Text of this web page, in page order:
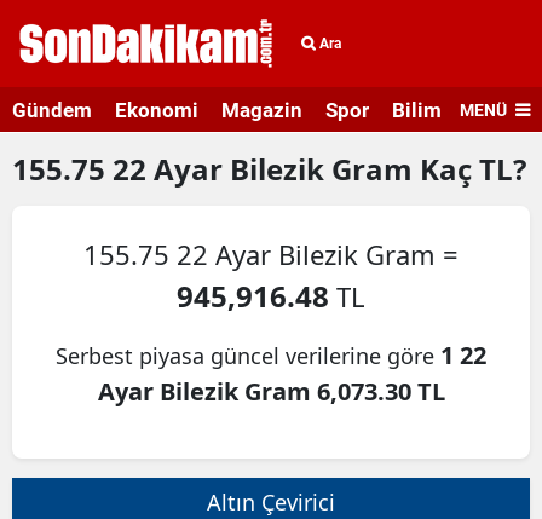
Ara
Gündem Ekonomi Magazin Spor Bilim veMENÜ
155.75 22 Ayar Bilezik Gram Kaç TL?
155.75 22 Ayar Bilezik Gram =
945,916.48 TL
Serbest piyasa güncel verilerine göre 1 22
Ayar Bilezik Gram 6,073.30 TL
Altın Çevirici